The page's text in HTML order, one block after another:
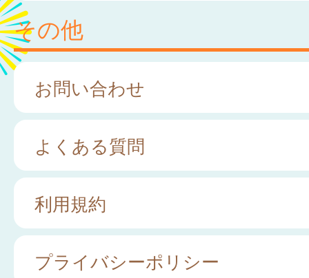
その他
お問い合わせ
よくある質問
利用規約
プライバシーポリシー